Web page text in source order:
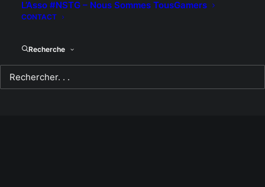
L’Asso #NSTG – Nous Sommes TousGamers
CONTACT
Recherche